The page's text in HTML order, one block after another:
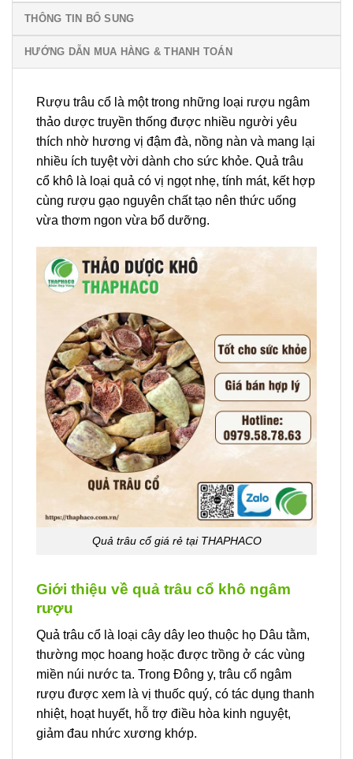
THÔNG TIN BỔ SUNG
HƯỚNG DẪN MUA HÀNG & THANH TOÁN
Rượu trâu cổ là một trong những loại rượu ngâm
thảo dược truyền thống được nhiều người yêu
thích nhờ hương vị đậm đà, nồng nàn và mang lại
nhiều ích tuyệt vời dành cho sức khỏe. Quả trâu
cổ khô là loại quả có vị ngọt nhẹ, tính mát, kết hợp
cùng rượu gạo nguyên chất tạo nên thức uống
vừa thơm ngon vừa bổ dưỡng.
Quả trâu cổ giá rẻ tại THAPHACO
Giới thiệu về quả trâu cổ khô ngâm
rượu
Quả trâu cổ là loại cây dây leo thuộc họ Dâu tằm,
thường mọc hoang hoặc được trồng ở các vùng
miền núi nước ta. Trong Đông y, trâu cổ ngâm
rượu được xem là vị thuốc quý, có tác dụng thanh
nhiệt, hoạt huyết, hỗ trợ điều hòa kinh nguyệt,
giảm đau nhức xương khớp.